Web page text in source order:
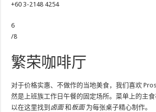
+60 3-2148 4254
6
/8
繁荣咖啡厅
对于价格实惠、不做作的当地美食，我们喜欢
然是上班族工作日午餐的固定场所。菜单上的主
以在这里找到 卤面和 板面为每张桌子精心制作。